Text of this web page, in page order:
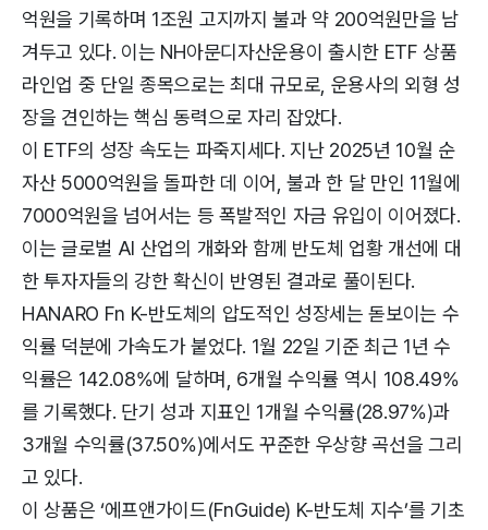
억원을 기록하며 1조원 고지까지 불과 약 200억원만을 남
겨두고 있다. 이는 NH아문디자산운용이 출시한 ETF 상품
라인업 중 단일 종목으로는 최대 규모로, 운용사의 외형 성
장을 견인하는 핵심 동력으로 자리 잡았다.
이 ETF의 성장 속도는 파죽지세다. 지난 2025년 10월 순
자산 5000억원을 돌파한 데 이어, 불과 한 달 만인 11월에
7000억원을 넘어서는 등 폭발적인 자금 유입이 이어졌다.
이는 글로벌 AI 산업의 개화와 함께 반도체 업황 개선에 대
한 투자자들의 강한 확신이 반영된 결과로 풀이된다.
HANARO Fn K-반도체의 압도적인 성장세는 돋보이는 수
익률 덕분에 가속도가 붙었다. 1월 22일 기준 최근 1년 수
익률은 142.08%에 달하며, 6개월 수익률 역시 108.49%
를 기록했다. 단기 성과 지표인 1개월 수익률(28.97%)과
3개월 수익률(37.50%)에서도 꾸준한 우상향 곡선을 그리
고 있다.
이 상품은 ‘에프앤가이드(FnGuide) K-반도체 지수’를 기초